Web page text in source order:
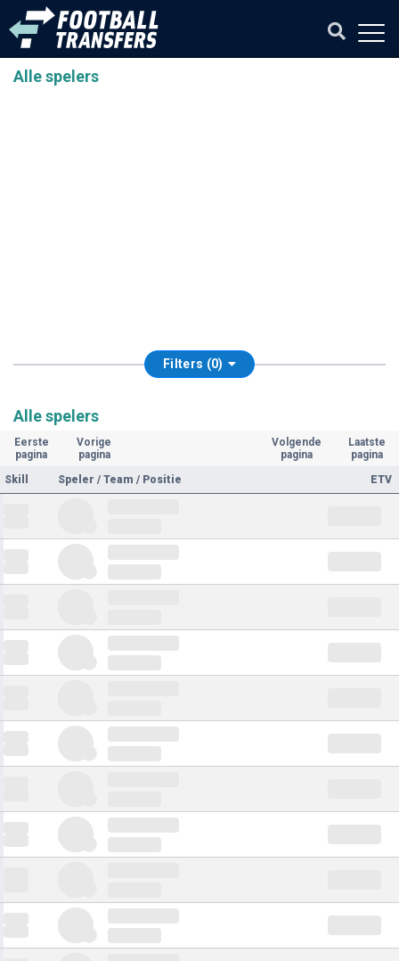
Alle spelers
Filters (0)
Alle spelers
Eerste
pagina
Vorige
pagina
Volgende
pagina
Laatste
pagina
Skill
Speler / Team / Positie ETV